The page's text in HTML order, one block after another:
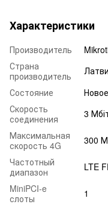
Характеристики
Производитель
Страна
производитель
Состояние
Новое
Скорость
соединения
3
Максимальная
скорость 4G
300
Частотный
диапазон
LTE
MiniPCI-e
слоты
1